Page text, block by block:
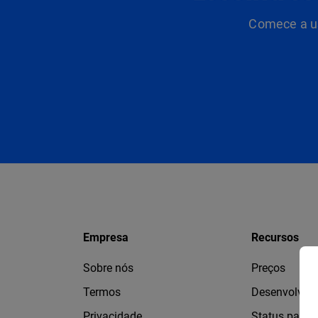
Comece a
Empresa
Sobre nós
Termos
Recursos
Preços